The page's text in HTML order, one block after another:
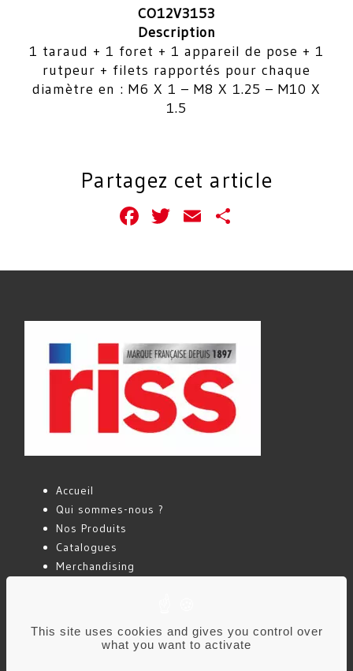
CO12V3153
Description
1 taraud + 1 foret + 1 appareil de pose + 1
rutpeur + filets rapportés pour chaque
diamètre en : M6 X 1 – M8 X 1.25 – M10 X
1.5
Partagez cet article
Facebook
Twitter
Email
Accueil
Qui sommes-nous ?
Nos Produits
Catalogues
Merchandising
This site uses cookies and gives you control over
what you want to activate